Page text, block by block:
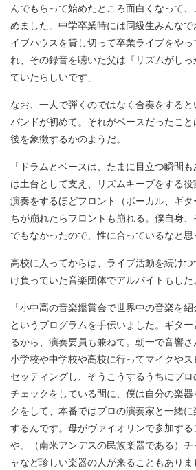
んでもらって始めたところ面白くなって
めました。中学卒業時には同級生みんな
イブハウスを貸し切って卒業ライブをやっ
れ、その録音を聴いた父は『リズムがし
ていたらしいです」
なお、一人で弾くのではなく合奏をすると
バンドが初めて。それがベースだったこ
後を象徴するかのようだ。
「ドラムとベースは、たまに目立つ瞬間
は土台として支え、リズムキープをする
演奏をするほどフロント（ボーカル、ギ
ちが崩れたらフロントも崩れる。僕自身
でもなかったので、性に合っているなと思
高校に入ってからは、ライブ活動を続け
け負っていた音楽団体でアルバイトもした。
「小中高の音楽鑑賞会で世界中の音楽を紹
というプログラムを手伝いました。ギタ
るから、演奏要員も兼ねて。朝一で音響
小学校や中学校や高校に行ってマイクや
セッティングし、そうこうするうちにプ
チェックをしている間に、僕は自分の楽
クをして、本番ではプロの演奏家と一緒
するんです。母がヴァイオリンで参加す
や、（南米アンデスの民族楽器である）
ャなど珍しい楽器の人が来ることもあり